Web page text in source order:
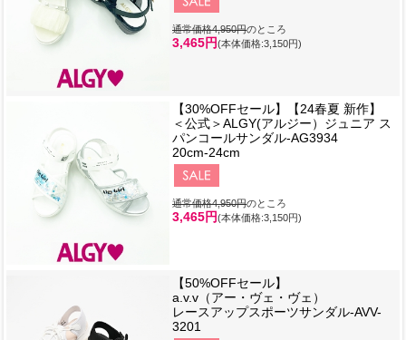
通常価格4,950円のところ
3,465円(本体価格:3,150円)
【30%OFFセール】【24春夏 新作】
＜公式＞ALGY(アルジー）ジュニア ス
パンコールサンダル-AG3934
20cm-24cm
通常価格4,950円のところ
3,465円(本体価格:3,150円)
【50%OFFセール】
a.v.v（アー・ヴェ・ヴェ）
レースアップスポーツサンダル-AVV-
3201